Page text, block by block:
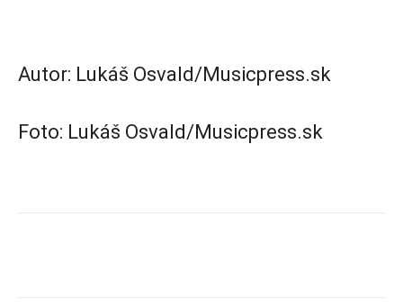
Autor: Lukáš Osvald/Musicpress.sk
Foto: Lukáš Osvald/Musicpress.sk